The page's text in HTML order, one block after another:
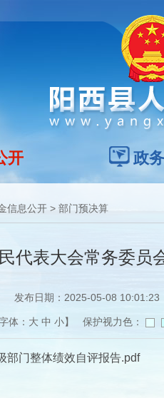
开 政
信息公开 > 部门预决算
代表大会常务委
发布日期：2025-05-08
字体： 大 中 小】 保护视力色：
部门整体绩效自评报告.pdf